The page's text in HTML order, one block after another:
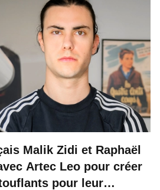
Malik Zidi et Raphaël
Artec Leo pour créer
pour leur